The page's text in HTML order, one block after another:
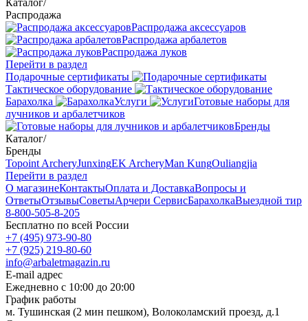
Каталог/
Распродажа
Распродажа аксессуаров
Распродажа арбалетов
Распродажа луков
Перейти в раздел
Подарочные сертификаты
Тактическое оборудование
Барахолка
Услуги
Готовые наборы для
лучников и арбалетчиков
Бренды
Каталог/
Бренды
Topoint ArcheryJunxingEK ArcheryMan KungOuliangjia
Перейти в раздел
О магазинеКонтактыОплата и ДоставкаВопросы и
ОтветыОтзывыСоветыАрчери СервисБарахолкаВыездной тир
8-800-505-8-205
Бесплатно по всей России
+7 (495) 973-90-80
+7 (925) 219-80-60
info@arbaletmagazin.ru
E-mail адрес
Ежедневно с 10:00 до 20:00
График работы
м. Тушинская (2 мин пешком), Волоколамский проезд, д.1